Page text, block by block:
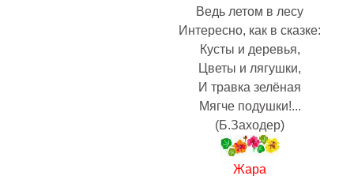
Ведь летом в лесу
Интересно, как в сказке:
Кусты и деревья,
Цветы и лягушки,
И травка зелёная
Мягче подушки!...
(Б.Заходер)
Жара